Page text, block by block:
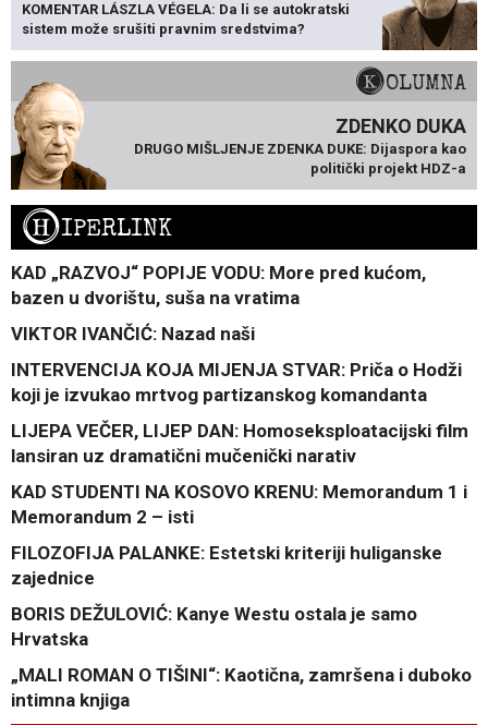
KOMENTAR LÁSZLA VÉGELA: Da li se autokratski
sistem može srušiti pravnim sredstvima?
KOLUMNA
ZDENKO DUKA
DRUGO MIŠLJENJE ZDENKA DUKE: Dijaspora kao
politički projekt HDZ-a
HIPERLINK
KAD „RAZVOJ“ POPIJE VODU: More pred kućom,
bazen u dvorištu, suša na vratima
VIKTOR IVANČIĆ: Nazad naši
INTERVENCIJA KOJA MIJENJA STVAR: Priča o Hodži
koji je izvukao mrtvog partizanskog komandanta
LIJEPA VEČER, LIJEP DAN: Homoseksploatacijski film
lansiran uz dramatični mučenički narativ
KAD STUDENTI NA KOSOVO KRENU: Memorandum 1 i
Memorandum 2 – isti
FILOZOFIJA PALANKE: Estetski kriteriji huliganske
zajednice
BORIS DEŽULOVIĆ: Kanye Westu ostala je samo
Hrvatska
„MALI ROMAN O TIŠINI“: Kaotična, zamršena i duboko
intimna knjiga